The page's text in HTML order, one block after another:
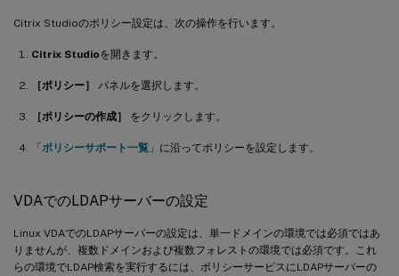
Citrix Studioのポリシー設定は、次の操作を行います。
Citrix Studioを開きます。
［ポリシー］ パネルを選択します。
［ポリシーの作成］ をクリックします。
「ポリシーサポート一覧 」に沿ってポリシーを設定します。
VDAでのLDAPサーバーの設定
Linux VDAでのLDAPサーバーの設定は、単一ドメインの環境では必須ではあ
りませんが、複数ドメインおよび複数フォレストの環境では必須です。これ
らの環境でLDAP検索を実行するには、ポリシーサービスにLDAPサーバーの